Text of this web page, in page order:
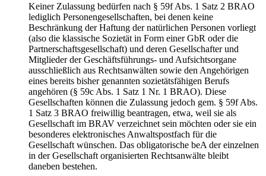
Keiner Zulassung bedürfen nach § 59f Abs. 1 Satz 2 BRAO
lediglich Personengesellschaften, bei denen keine
Beschränkung der Haftung der natürlichen Personen vorliegt
(also die klassische Sozietät in Form einer GbR oder die
Partnerschaftsgesellschaft) und deren Gesellschafter und
Mitglieder der Geschäftsführungs- und Aufsichtsorgane
ausschließlich aus Rechtsanwälten sowie den Angehörigen
eines bereits bisher genannten sozietätsfähigen Berufs
angehören (§ 59c Abs. 1 Satz 1 Nr. 1 BRAO). Diese
Gesellschaften können die Zulassung jedoch gem. § 59f Abs.
1 Satz 3 BRAO freiwillig beantragen, etwa, weil sie als
Gesellschaft im BRAV verzeichnet sein möchten oder sie ein
besonderes elektronisches Anwaltspostfach für die
Gesellschaft wünschen. Das obligatorische beA der einzelnen
in der Gesellschaft organisierten Rechtsanwälte bleibt
daneben bestehen.